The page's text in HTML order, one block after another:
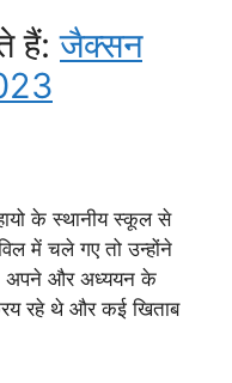
हैं:जैक्सन
के स्थानीय स्कूल से
में चले गए तो उन्होंने
अपने और अध्ययन के
रहे थे और कई खिताब